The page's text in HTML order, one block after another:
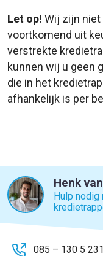
Let op! Wij zijn niet
voortkomend uit
verstrekte
kunnen wij u geen
die in het
afhankelijk is per
Henk
Hulp nodig
085 – 130 5 231